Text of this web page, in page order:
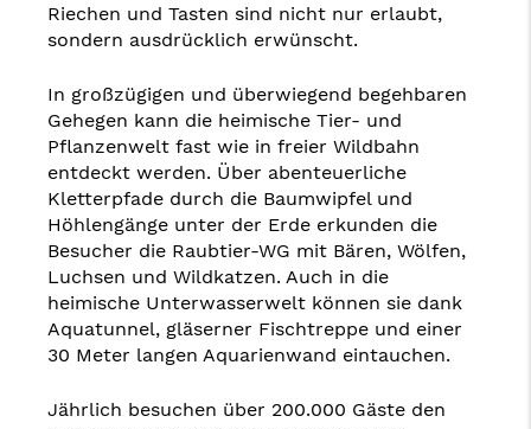
Riechen und Tasten sind nicht nur erlaubt,
sondern ausdrücklich erwünscht.
In großzügigen und überwiegend begehbaren
Gehegen kann die heimische Tier- und
Pflanzenwelt fast wie in freier Wildbahn
entdeckt werden. Über abenteuerliche
Kletterpfade durch die Baumwipfel und
Höhlengänge unter der Erde erkunden die
Besucher die Raubtier-WG mit Bären, Wölfen,
Luchsen und Wildkatzen. Auch in die
heimische Unterwasserwelt können sie dank
Aquatunnel, gläserner Fischtreppe und einer
30 Meter langen Aquarienwand eintauchen.
Jährlich besuchen über 200.000 Gäste den